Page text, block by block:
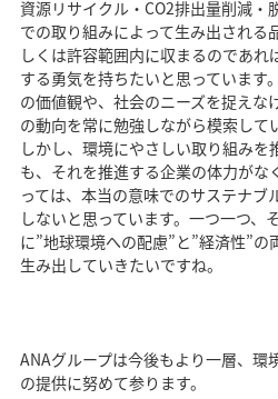
資源リサイクル・CO2排出量削減・
での取り組みによって生み出される
しくは許容範囲内に収まるのであ
する勇気を持ちたいと思っています
の価値観や、社会のニーズを捉えな
の動向を常に勉強しながら模索して
しかし、環境にやさしい取り組みを
も、それを推進する企業の体力がな
っては、本当の意味でのサステナブ
しないと思っています。一つ一つ、
に”地球環境への配慮”と”経済性”
生み出していきたいですね。
ANAグループは今後もより一層、環
の提供に努めて参ります。